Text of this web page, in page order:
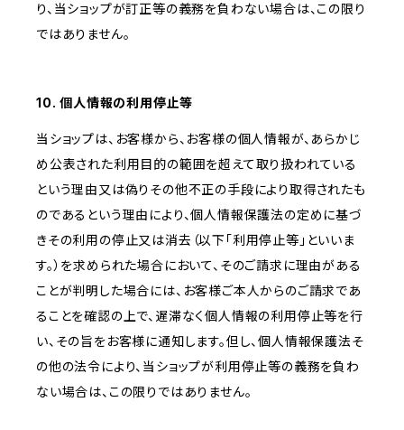
り、当ショップが訂正等の義務を負わない場合は、この限り
ではありません。
10. 個人情報の利用停止等
当ショップは、お客様から、お客様の個人情報が、あらかじ
め公表された利用目的の範囲を超えて取り扱われている
という理由又は偽りその他不正の手段により取得されたも
のであるという理由により、個人情報保護法の定めに基づ
きその利用の停止又は消去（以下「利用停止等」といいま
す。）を求められた場合において、そのご請求に理由がある
ことが判明した場合には、お客様ご本人からのご請求であ
ることを確認の上で、遅滞なく個人情報の利用停止等を行
い、その旨をお客様に通知します。但し、個人情報保護法そ
の他の法令により、当ショップが利用停止等の義務を負わ
ない場合は、この限りではありません。